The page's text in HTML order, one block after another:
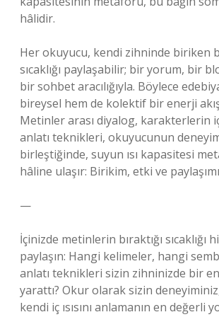
hâlidir.
Her okuyucu, kendi zihninde biriken
sıcaklığı paylaşabilir; bir yorum, bir
bir sohbet aracılığıyla. Böylece
bireysel hem de kolektif bir enerji
Metinler arası diyalog, karakterlerin
anlatı teknikleri, okuyucunun
birleştiğinde, suyun ısı kapasitesi
hâline ulaşır: Birikim, etki ve
—
İçinizde metinlerin bıraktığı sıcaklığı
paylaşın: Hangi kelimeler, hangi
anlatı teknikleri sizin zihninizde bir
yarattı? Okur olarak sizin
kendi iç ısısını anlamanın en değerli